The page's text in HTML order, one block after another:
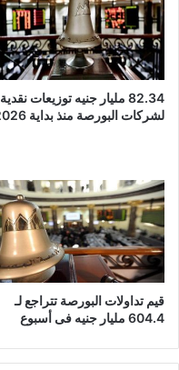
82.34 مليار جنيه توزيعات نقدية
لشركات البورصة منذ بداية 2026
قيم تداولات البورصة تتراجع لـ
604.4 مليار جنيه فى أسبوع